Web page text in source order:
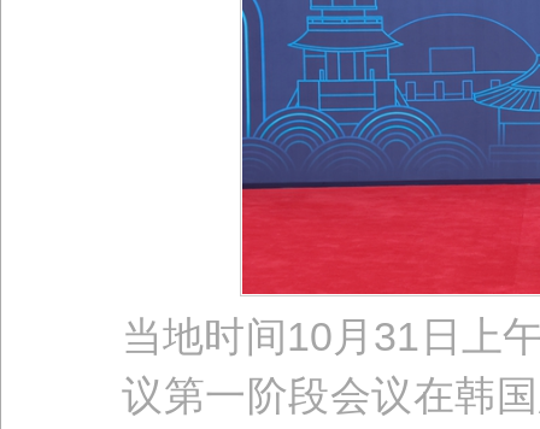
当地时间10月31日上
议第一阶段会议在韩